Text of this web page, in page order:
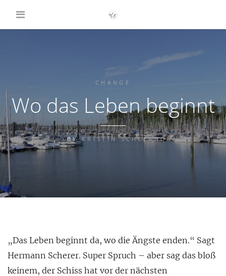
CHANGE
Wo das Leben beginnt
BYKRISTIN SCHEERHORN
„Das Leben beginnt da, wo die Ängste enden.“ Sagt
Hermann Scherer. Super Spruch – aber sag das bloß
keinem, der Schiss hat vor der nächsten